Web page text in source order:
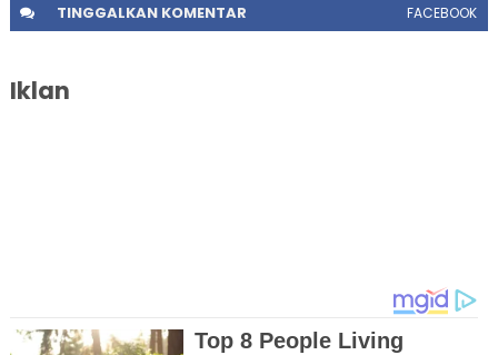
TINGGALKANKOMENTAR FACEBOOK
Iklan